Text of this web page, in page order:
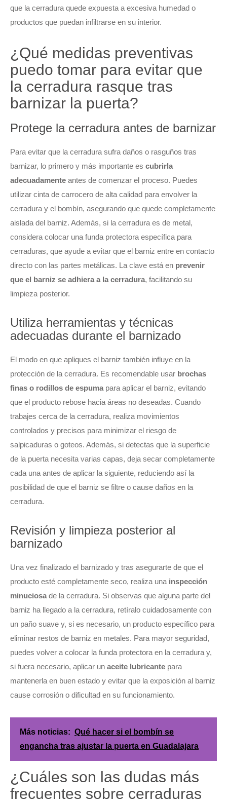
que la cerradura quede expuesta a excesiva humedad o
productos que puedan infiltrarse en su interior.
¿Qué medidas preventivas
puedo tomar para evitar que
la cerradura rasque tras
barnizar la puerta?
Protege la cerradura antes de barnizar
Para evitar que la cerradura sufra daños o rasguños tras
barnizar, lo primero y más importante es cubrirla
adecuadamente antes de comenzar el proceso. Puedes
utilizar cinta de carrocero de alta calidad para envolver la
cerradura y el bombín, asegurando que quede completamente
aislada del barniz. Además, si la cerradura es de metal,
considera colocar una funda protectora específica para
cerraduras, que ayude a evitar que el barniz entre en contacto
directo con las partes metálicas. La clave está en prevenir
que el barniz se adhiera a la cerradura, facilitando su
limpieza posterior.
Utiliza herramientas y técnicas
adecuadas durante el barnizado
El modo en que apliques el barniz también influye en la
protección de la cerradura. Es recomendable usar brochas
finas o rodillos de espuma para aplicar el barniz, evitando
que el producto rebose hacia áreas no deseadas. Cuando
trabajes cerca de la cerradura, realiza movimientos
controlados y precisos para minimizar el riesgo de
salpicaduras o goteos. Además, si detectas que la superficie
de la puerta necesita varias capas, deja secar completamente
cada una antes de aplicar la siguiente, reduciendo así la
posibilidad de que el barniz se filtre o cause daños en la
cerradura.
Revisión y limpieza posterior al
barnizado
Una vez finalizado el barnizado y tras asegurarte de que el
producto esté completamente seco, realiza una inspección
minuciosa de la cerradura. Si observas que alguna parte del
barniz ha llegado a la cerradura, retíralo cuidadosamente con
un paño suave y, si es necesario, un producto específico para
eliminar restos de barniz en metales. Para mayor seguridad,
puedes volver a colocar la funda protectora en la cerradura y,
si fuera necesario, aplicar un aceite lubricante para
mantenerla en buen estado y evitar que la exposición al barniz
cause corrosión o dificultad en su funcionamiento.
Más noticias: Qué hacer si el bombín se
engancha tras ajustar la puerta en Guadalajara
¿Cuáles son las dudas más
frecuentes sobre cerraduras